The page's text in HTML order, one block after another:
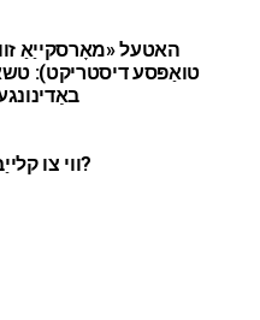
האטעל «מאָרסקייַאַ
טואַפּסע דיסטריקט):
ווי צו קלייַבן אַ ניו יאר ס בילד?